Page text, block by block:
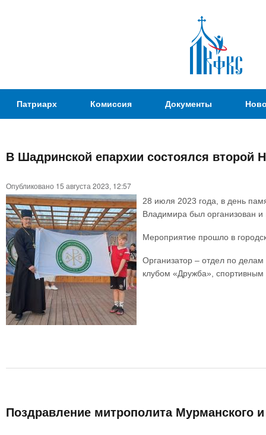
Патриаршая
Комиссия
вопросам
физической
культуры и
спорта
Патриарх Комиссия Документы
здесь
В Шадринской епархии состоялся
Опубликовано 15 августа 2023, 12:57
28 июля 2023 года, в день
Владимира был организован
Мероприятие прошло в
Организатор – отдел по
клубом «Дружба»,
Поздравление митрополита Мурманского